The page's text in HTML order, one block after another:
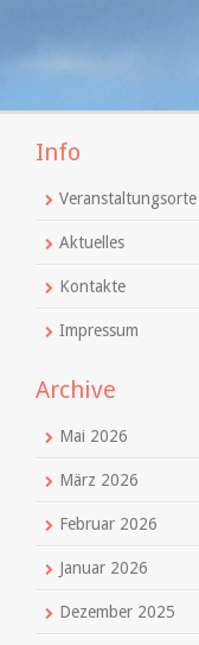
Info
Veranstaltungsorte
Aktuelles
Kontakte
Impressum
Archive
Mai 2026
März 2026
Februar 2026
Januar 2026
Dezember 2025